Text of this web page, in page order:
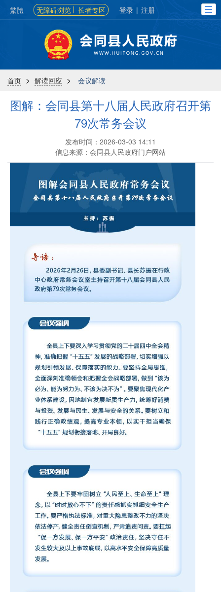
繁體 无障碍浏览 长者专区 登录 | 注册
首页 > 解读回应 > 会议解读
图解：会同县第十八届人民政府召开第
79次常务会议
发布时间：2026-03-03 14:11
信息来源：会同县人民政府门户网站